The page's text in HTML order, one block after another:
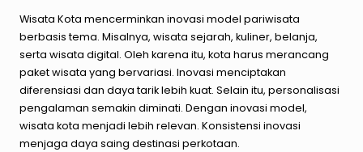
Wisata Kota mencerminkan inovasi model pariwisata
berbasis tema. Misalnya, wisata sejarah, kuliner, belanja,
serta wisata digital. Oleh karena itu, kota harus merancang
paket wisata yang bervariasi. Inovasi menciptakan
diferensiasi dan daya tarik lebih kuat. Selain itu, personalisasi
pengalaman semakin diminati. Dengan inovasi model,
wisata kota menjadi lebih relevan. Konsistensi inovasi
menjaga daya saing destinasi perkotaan.